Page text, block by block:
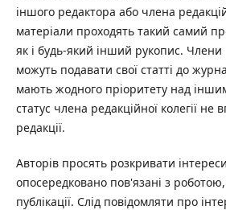
іншого редактора або члена
матеріали проходять такий самий
як і будь-який інший рукопис. Члени
можуть подавати свої статті до
мають жодного пріоритету над
статус члена редакційної колегії
редакції.
Авторів просять розкривати
опосередковано пов'язані з
публікації. Слід повідомляти про